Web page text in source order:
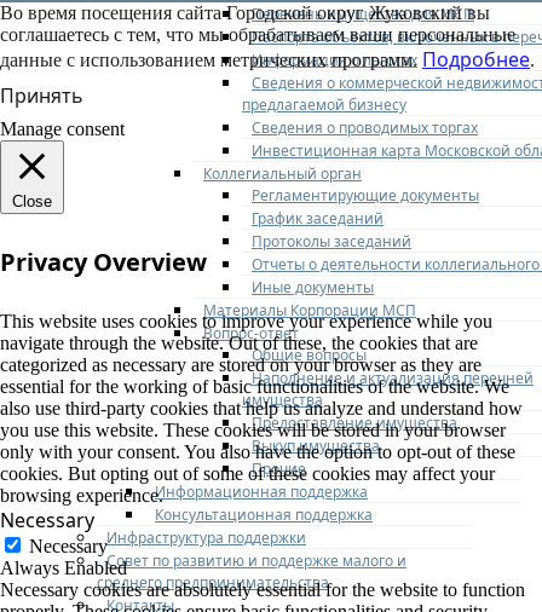
Перечень имущества для МСП
Паспорта объектов, включенных в
Информация о льготах
Сведения о коммерческой
предлагаемой бизнесу
Сведения о проводимых торгах
Инвестиционная карта Московской
Коллегиальный орган
Регламентирующие документы
График заседаний
Протоколы заседаний
Отчеты о деятельности
Иные документы
Материалы Корпорации МСП
Вопрос-ответ
Общие вопросы
Наполнение и актуализация перечней
имущества
Предоставление имущества
Выкуп имущества
Прочие
Информационная поддержка
Консультационная поддержка
Инфраструктура поддержки
Совет по развитию и поддержке малого и
среднего предпринимательства
Контакты
Во время посещения сайта Городской округ Жуковский вы
соглашаетесь с тем, что мы обрабатываем ваши персональные
данные с использованием метрических программ. Подробнее.
Принять
Manage consent
Close
Privacy Overview
This website uses cookies to improve your experience while you
navigate through the website. Out of these, the cookies that are
categorized as necessary are stored on your browser as they are
essential for the working of basic functionalities of the website. We
also use third-party cookies that help us analyze and understand how
you use this website. These cookies will be stored in your browser
only with your consent. You also have the option to opt-out of these
cookies. But opting out of some of these cookies may affect your
browsing experience.
Necessary
Necessary
Always Enabled
Necessary cookies are absolutely essential for the website to function